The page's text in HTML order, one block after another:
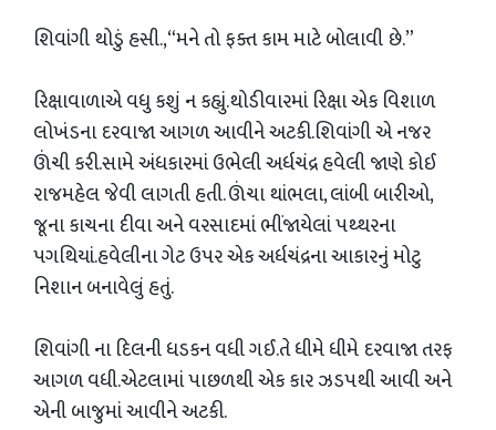
શિવાંગી થોડું હસી.,“મને તો ફક્ત કામ માટે બોલાવી છે.”
રિક્ષાવાળાએ વધુ કશું ન કહ્યું.થોડીવારમાં રિક્ષા એક વિશાળ
લોખંડના દરવાજા આગળ આવીને અટકી.શિવાંગી એ નજર
ઊંચી કરી.સામે અંધકારમાં ઉભેલી અર્ધચંદ્ર હવેલી જાણે કોઈ
રાજમહેલ જેવી લાગતી હતી. ઊંચા થાંભલા, લાંબી બારીઓ,
જૂના કાચના દીવા અને વરસાદમાં ભીંજાયેલાં પથ્થરના
પગથિયાં.હવેલીના ગેટ ઉપર એક અર્ધચંદ્રના આકારનું મોટુ
નિશાન બનાવેલું હતું.
શિવાંગી ના દિલની ધડકન વધી ગઈ.તે ધીમે ધીમે દરવાજા તરફ
આગળ વધી.એટલામાં પાછળથી એક કાર ઝડપથી આવી અને
એની બાજુમાં આવીને અટકી.